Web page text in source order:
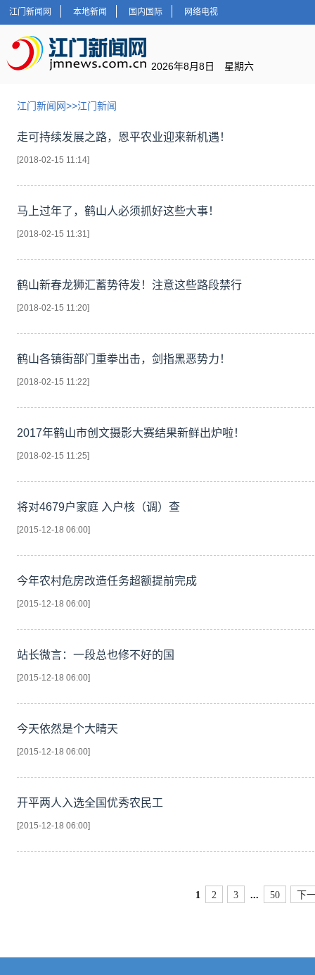
江门新闻网 本地新闻 国内国际 网络电视
2026年8月8日 星期六
江门新闻网>>江门新闻
走可持续发展之路，恩平农业迎来新机遇！
[2018-02-15 11:14]
马上过年了，鹤山人必须抓好这些大事！
[2018-02-15 11:31]
鹤山新春龙狮汇蓄势待发！注意这些路段禁行
[2018-02-15 11:20]
鹤山各镇街部门重拳出击，剑指黑恶势力！
[2018-02-15 11:22]
2017年鹤山市创文摄影大赛结果新鲜出炉啦！
[2018-02-15 11:25]
将对4679户家庭 入户核（调）查
[2015-12-18 06:00]
今年农村危房改造任务超额提前完成
[2015-12-18 06:00]
站长微言：一段总也修不好的国
[2015-12-18 06:00]
今天依然是个大晴天
[2015-12-18 06:00]
开平两人入选全国优秀农民工
[2015-12-18 06:00]
1 2 3 ... 50 下